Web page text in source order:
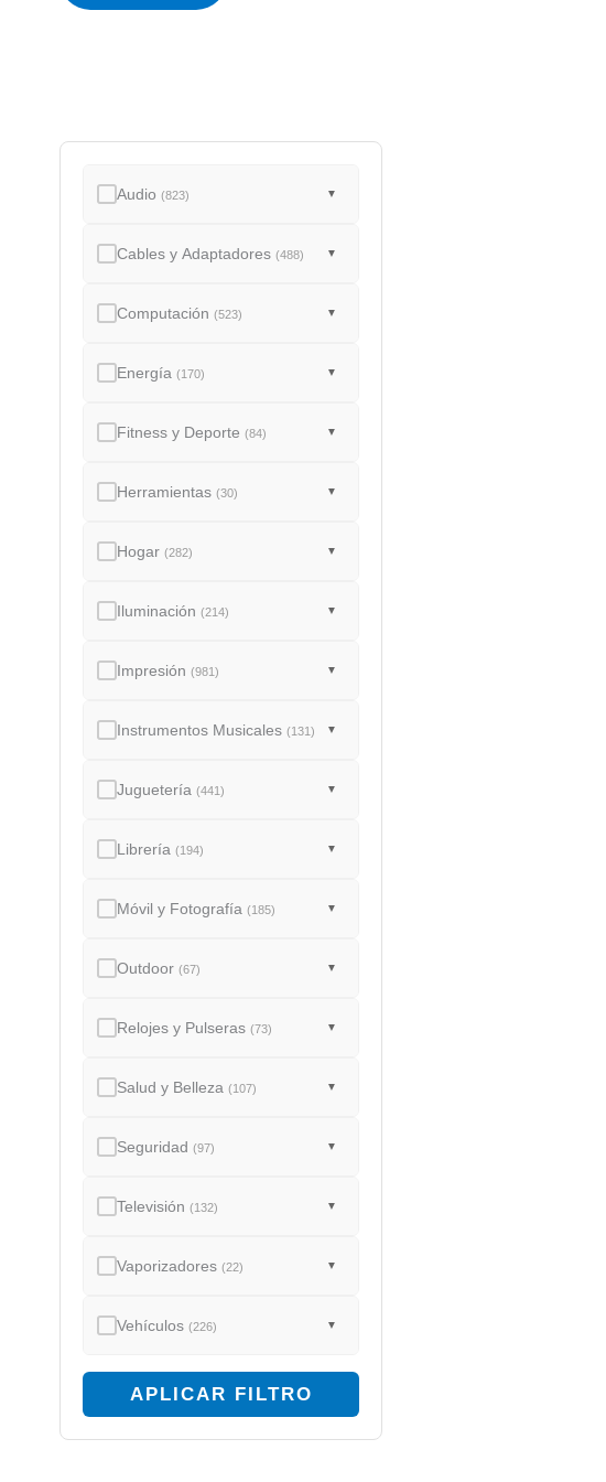
a
Audio (823) ▼
Cables y Adaptadores (488) ▼
Computación (523) ▼
Energía (170) ▼
Fitness y Deporte (84) ▼
Herramientas (30) ▼
Hogar (282) ▼
Iluminación (214) ▼
Impresión (981) ▼
Instrumentos Musicales (131) ▼
Juguetería (441) ▼
Librería (194) ▼
Móvil y Fotografía (185) ▼
Outdoor (67) ▼
Relojes y Pulseras (73) ▼
Salud y Belleza (107) ▼
Seguridad (97) ▼
Televisión (132) ▼
Vaporizadores (22) ▼
Vehículos (226) ▼
APLICAR FILTRO